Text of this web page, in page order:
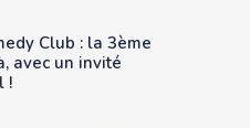
Club : la 3ème
avec un invité
!